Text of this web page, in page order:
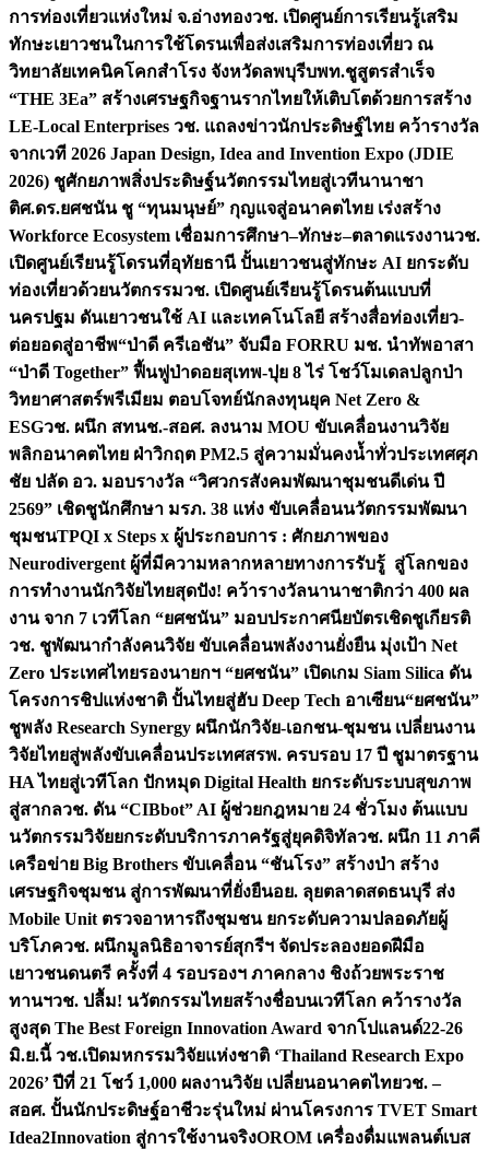
การท่องเที่ยวแห่งใหม่ จ.อ่างทองวช. เปิดศูนย์การเรียนรู้เสริม
ทักษะเยาวชนในการใช้โดรนเพื่อส่งเสริมการท่องเที่ยว ณ
วิทยาลัยเทคนิคโคกสำโรง จังหวัดลพบุรีบพท.ชูสูตรสำเร็จ
“THE 3Ea” สร้างเศรษฐกิจฐานรากไทยให้เติบโตด้วยการสร้าง
LE-Local Enterprises วช. แถลงข่าวนักประดิษฐ์ไทย คว้ารางวัล
จากเวที 2026 Japan Design, Idea and Invention Expo (JDIE
2026) ชูศักยภาพสิ่งประดิษฐ์นวัตกรรมไทยสู่เวทีนานาชา
ติศ.ดร.ยศชนัน ชู “ทุนมนุษย์” กุญแจสู่อนาคตไทย เร่งสร้าง
Workforce Ecosystem เชื่อมการศึกษา–ทักษะ–ตลาดแรงงานวช.
เปิดศูนย์เรียนรู้โดรนที่อุทัยธานี ปั้นเยาวชนสู่ทักษะ AI ยกระดับ
ท่องเที่ยวด้วยนวัตกรรมวช. เปิดศูนย์เรียนรู้โดรนต้นแบบที่
นครปฐม ดันเยาวชนใช้ AI และเทคโนโลยี สร้างสื่อท่องเที่ยว-
ต่อยอดสู่อาชีพ“ป่าดี ครีเอชัน” จับมือ FORRU มช. นำทัพอาสา
“ป่าดี Together” ฟื้นฟูป่าดอยสุเทพ-ปุย 8 ไร่ โชว์โมเดลปลูกป่า
วิทยาศาสตร์พรีเมียม ตอบโจทย์นักลงทุนยุค Net Zero &
ESGวช. ผนึก สทนช.-สอศ. ลงนาม MOU ขับเคลื่อนงานวิจัย
พลิกอนาคตไทย ฝ่าวิกฤต PM2.5 สู่ความมั่นคงน้ำทั่วประเทศศุภ
ชัย ปลัด อว. มอบรางวัล “วิศวกรสังคมพัฒนาชุมชนดีเด่น ปี
2569” เชิดชูนักศึกษา มรภ. 38 แห่ง ขับเคลื่อนนวัตกรรมพัฒนา
ชุมชนTPQI x Steps x ผู้ประกอบการ : ศักยภาพของ
Neurodivergent ผู้ที่มีความหลากหลายทางการรับรู้ สู่โลกของ
การทำงานนักวิจัยไทยสุดปัง! คว้ารางวัลนานาชาติกว่า 400 ผล
งาน จาก 7 เวทีโลก “ยศชนัน” มอบประกาศนียบัตรเชิดชูเกียรติ
วช. ชูพัฒนากำลังคนวิจัย ขับเคลื่อนพลังงานยั่งยืน มุ่งเป้า Net
Zero ประเทศไทยรองนายกฯ “ยศชนัน” เปิดเกม Siam Silica ดัน
โครงการชิปแห่งชาติ ปั้นไทยสู่ฮับ Deep Tech อาเซียน“ยศชนัน”
ชูพลัง Research Synergy ผนึกนักวิจัย-เอกชน-ชุมชน เปลี่ยนงาน
วิจัยไทยสู่พลังขับเคลื่อนประเทศสรพ. ครบรอบ 17 ปี ชูมาตรฐาน
HA ไทยสู่เวทีโลก ปักหมุด Digital Health ยกระดับระบบสุขภาพ
สู่สากลวช. ดัน “CIBbot” AI ผู้ช่วยกฎหมาย 24 ชั่วโมง ต้นแบบ
นวัตกรรมวิจัยยกระดับบริการภาครัฐสู่ยุคดิจิทัลวช. ผนึก 11 ภาคี
เครือข่าย Big Brothers ขับเคลื่อน “ชันโรง” สร้างป่า สร้าง
เศรษฐกิจชุมชน สู่การพัฒนาที่ยั่งยืนอย. ลุยตลาดสดธนบุรี ส่ง
Mobile Unit ตรวจอาหารถึงชุมชน ยกระดับความปลอดภัยผู้
บริโภควช. ผนึกมูลนิธิอาจารย์สุกรีฯ จัดประลองยอดฝีมือ
เยาวชนดนตรี ครั้งที่ 4 รอบรองฯ ภาคกลาง ชิงถ้วยพระราช
ทานฯวช. ปลื้ม! นวัตกรรมไทยสร้างชื่อบนเวทีโลก คว้ารางวัล
สูงสุด The Best Foreign Innovation Award จากโปแลนด์22-26
มิ.ย.นี้ วช.เปิดมหกรรมวิจัยแห่งชาติ ‘Thailand Research Expo
2026’ ปีที่ 21 โชว์ 1,000 ผลงานวิจัย เปลี่ยนอนาคตไทยวช. –
สอศ. ปั้นนักประดิษฐ์อาชีวะรุ่นใหม่ ผ่านโครงการ TVET Smart
Idea2Innovation สู่การใช้งานจริงOROM เครื่องดื่มแพลนต์เบส